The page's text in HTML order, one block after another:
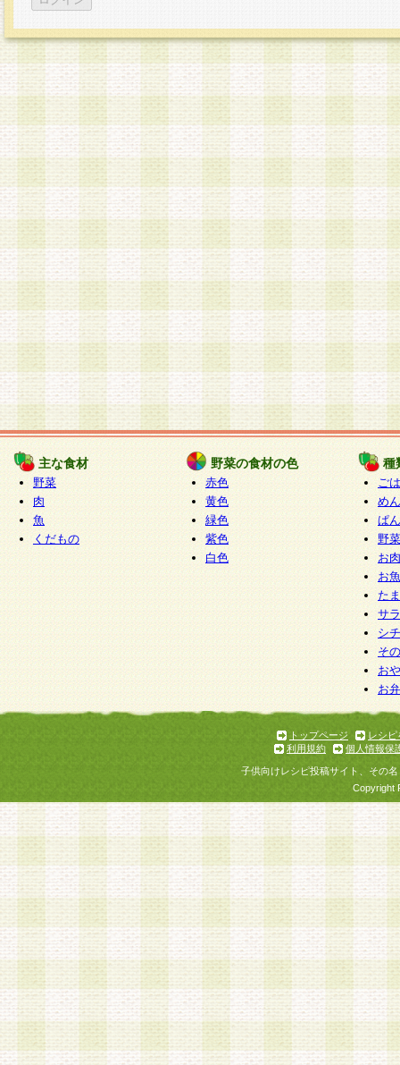
主な食材
野菜
肉
魚
くだもの
野菜の食材の色
赤色
黄色
緑色
紫色
白色
種
ご
めん
ぱん
野
お
お
た
サ
シ
そ
お
お
トップページ
レシピ
利用規約
個人情報保
子供向けレシピ投稿サイト、その
Copyright